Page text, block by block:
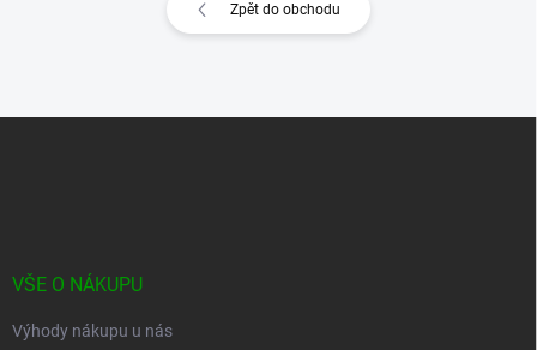
Zpět do obchodu
VŠE O NÁKUPU
Výhody nákupu u nás